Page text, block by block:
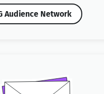
Audience Network